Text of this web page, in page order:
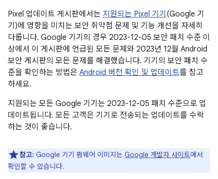
Pixel 업데이트 게시판에서는 지원되는 Pixel 기기 (Google 기
기)에 영향을 미치는 보안 취약점 문제 및 기능 개선을 자세히
다룹니다. Google 기기의 경우 2023-12-05 보안 패치 수준 이
상에서 이 게시판에 언급된 모든 문제와 2023년 12월 Android
보안 게시판의 모든 문제를 해결했습니다. 기기의 보안 패치 수
준을 확인하는 방법은 Android 버전 확인 및 업데이트를 참고
하세요.
지원되는 모든 Google 기기는 2023-12-05 패치 수준으로 업
데이트됩니다. 모든 고객은 기기로 전송되는 업데이트를 수락
하는 것이 좋습니다.
참고: Google 기기 펌웨어 이미지는 Google 개발자 사이트에서
확인할 수 있습니다.